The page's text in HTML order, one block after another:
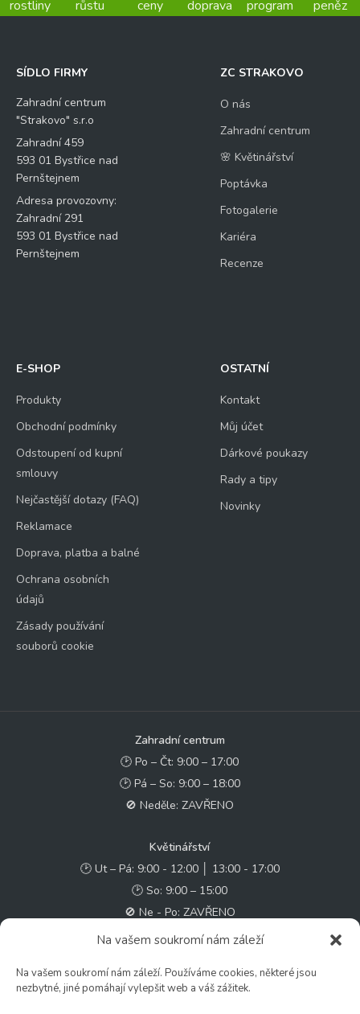
Na vašem soukromí nám záleží
Na vašem soukromí nám záleží. Používáme cookies, některé jsou
nezbytné, jiné pomáhají vylepšit web a váš zážitek.
Váš dotaz*
d
o
t
a
z
*
*
Kontrolní otázka
9
*
12
Odeslat
rostliny
růstu
ceny
doprava
program
peněz
SÍDLO FIRMY
Zahradní centrum
"Strakovo" s.r.o
Zahradní 459
593 01 Bystřice nad
Pernštejnem
Adresa provozovny:
Zahradní 291
593 01 Bystřice nad
Pernštejnem
ZC STRAKOVO
O nás
Zahradní centrum
🌸 Květinářství
Poptávka
Fotogalerie
Kariéra
Recenze
E-SHOP
Produkty
Obchodní podmínky
Odstoupení od kupní
smlouvy
Nejčastější dotazy (FAQ)
Reklamace
Doprava, platba a balné
Ochrana osobních
údajů
Zásady používání
souborů cookie
OSTATNÍ
Kontakt
Můj účet
Dárkové poukazy
Rady a tipy
Novinky
Zahradní centrum
🕑 Po – Čt: 9:00 – 17:00
🕑 Pá – So: 9:00 – 18:00
🚫 Neděle: ZAVŘENO
Květinářství
🕑 Ut – Pá: 9:00 - 12:00 │ 13:00 - 17:00
🕑 So: 9:00 – 15:00
🚫 Ne - Po: ZAVŘENO
✉️ e-shop@zcstrakovo.cz